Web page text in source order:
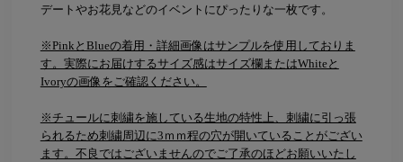
デートやお花見などのイベントにぴったりな一枚です。
※PinkとBlueの着用・詳細画像はサンプルを使用しておりま
す。実際にお届けするサイズ感はサイズ欄またはWhiteと
Ivoryの画像をご確認ください。
※チュールに刺繍を施している生地の特性上、刺繍に引っ張
られるため刺繍周辺に3ｍｍ程の穴が開いていることがござい
ます。不良ではございませんのでご了承のほどお願いいたし